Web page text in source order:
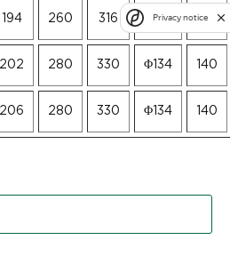
194 260 316 Φ134 130
202 280 330 Φ134 140
206 280 330 Φ134 140
Privacy notice